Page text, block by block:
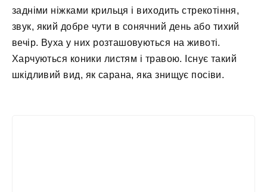
задніми ніжками крильця і виходить стрекотіння,
звук, який добре чути в сонячний день або тихий
вечір. Вуха у них розташовуються на животі.
Харчуються коники листям і травою. Існує такий
шкідливий вид, як сарана, яка знищує посіви.